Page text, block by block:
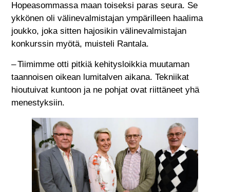
Hopeasommassa maan toiseksi paras seura. Se
ykkönen oli välinevalmistajan ympärilleen haalima
joukko, joka sitten hajosikin välinevalmistajan
konkurssin myötä, muisteli Rantala.
– Tiimimme otti pitkiä kehitysloikkia muutaman
taannoisen oikean lumitalven aikana. Tekniikat
hioutuivat kuntoon ja ne pohjat ovat riittäneet yhä
menestyksiin.